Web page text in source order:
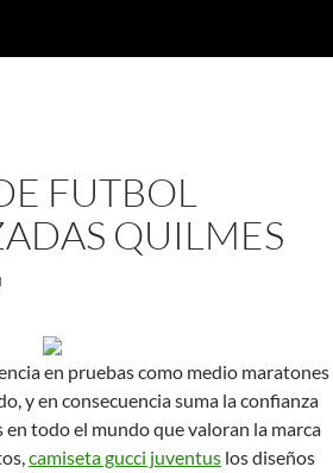
FUTBOL
QUILMES
en pruebas como medio maratones
y en consecuencia suma la confianza
todo el mundo que valoran la marca
camiseta gucci juventus los diseños